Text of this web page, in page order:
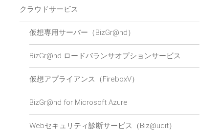
クラウドサービス
仮想専用サーバー（BizGr@nd）
BizGr@nd ロードバランサオプションサービス
仮想アプライアンス（FireboxV）
BizGr@nd for Microsoft Azure
Webセキュリティ診断サービス（Biz@udit）